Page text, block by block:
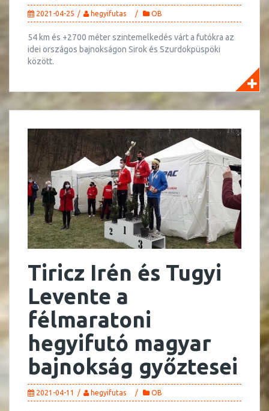
2021-04-25 hegyifutas OB
54 km és +2700 méter szintemelkedés várt a futókra az
idei országos bajnokságon Sirok és Szurdokpüspöki
között.
Tiricz Irén és Tugyi
Levente a
félmaratoni
hegyifutó magyar
bajnokság győztesei
2021-04-11 hegyifutas OB